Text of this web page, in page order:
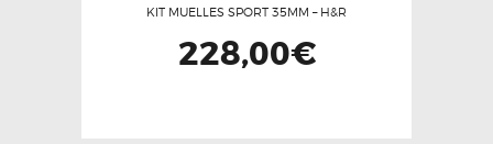
KIT MUELLES SPORT 35MM – H&R
228,00€